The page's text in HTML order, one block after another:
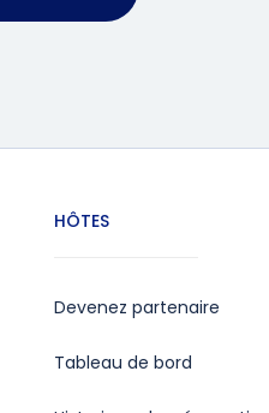
HÔTES
Devenez partenaire
Tableau de bord